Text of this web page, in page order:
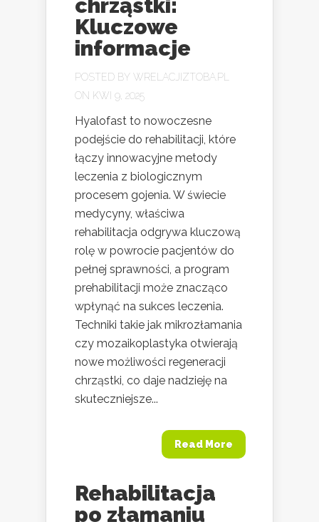
chrząstki:
Kluczowe
informacje
POSTED BY WRELACJIZTOBA.PL
ON KWI 9, 2025
Hyalofast to nowoczesne
podejście do rehabilitacji, które
łączy innowacyjne metody
leczenia z biologicznym
procesem gojenia. W świecie
medycyny, właściwa
rehabilitacja odgrywa kluczową
rolę w powrocie pacjentów do
pełnej sprawności, a program
prehabilitacji może znacząco
wpłynąć na sukces leczenia.
Techniki takie jak mikrozłamania
czy mozaikoplastyka otwierają
nowe możliwości regeneracji
chrząstki, co daje nadzieję na
skuteczniejsze...
Read More
Rehabilitacja
po złamaniu